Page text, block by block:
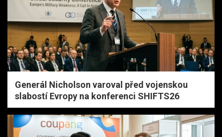
Generál Nicholson varoval před vojenskou
slabostí Evropy na konferenci SHIFTS26